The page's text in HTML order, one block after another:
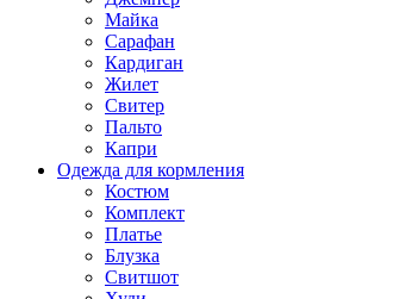
Майка
Сарафан
Кардиган
Жилет
Свитер
Пальто
Капри
Одежда для кормления
Костюм
Комплект
Платье
Блузка
Свитшот